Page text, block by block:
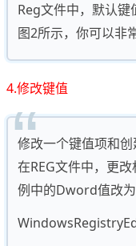
Reg文件中，默认键
图2所示，你可以非
4.修改键值
修改一个键值项和
在REG文件中，更
例中的Dword值改为